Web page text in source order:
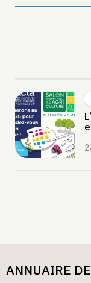
ANNUAIRE